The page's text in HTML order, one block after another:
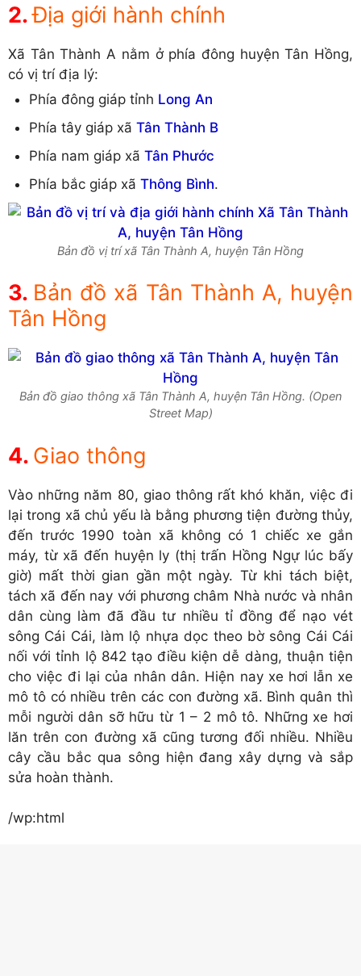
Địa giới hành chính
Xã Tân Thành A nằm ở phía đông huyện Tân Hồng,
có vị trí địa lý:
Phía đông giáp tỉnh Long An
Phía tây giáp xã Tân Thành B
Phía nam giáp xã Tân Phước
Phía bắc giáp xã Thông Bình.
Bản đồ vị trí xã Tân Thành A, huyện Tân Hồng
Bản đồ xã Tân Thành A, huyện
Tân Hồng
Bản đồ giao thông xã Tân Thành A, huyện Tân Hồng. (Open
Street Map)
Giao thông
Vào những năm 80, giao thông rất khó khăn, việc đi
lại trong xã chủ yếu là bằng phương tiện đường thủy,
đến trước 1990 toàn xã không có 1 chiếc xe gắn
máy, từ xã đến huyện ly (thị trấn Hồng Ngự lúc bấy
giờ) mất thời gian gần một ngày. Từ khi tách biệt,
tách xã đến nay với phương châm Nhà nước và nhân
dân cùng làm đã đầu tư nhiều tỉ đồng để nạo vét
sông Cái Cái, làm lộ nhựa dọc theo bờ sông Cái Cái
nối với tỉnh lộ 842 tạo điều kiện dễ dàng, thuận tiện
cho việc đi lại của nhân dân. Hiện nay xe hơi lẫn xe
mô tô có nhiều trên các con đường xã. Bình quân thì
mỗi người dân sỡ hữu từ 1 – 2 mô tô. Những xe hơi
lăn trên con đường xã cũng tương đối nhiều. Nhiều
cây cầu bắc qua sông hiện đang xây dựng và sắp
sửa hoàn thành.
/wp:html